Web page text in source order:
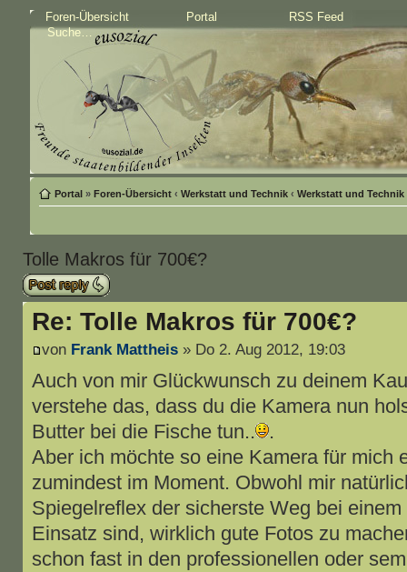
Foren-Übersicht Portal RSS Feed
Portal» Foren-Übersicht ‹ Werkstatt und Technik ‹ Werkstatt und Technik
Tolle Makros für 700€?
Antwort schreiben
Re: Tolle Makros für 700€?
von Frank Mattheis» Do 2. Aug 2012, 19:03
Auch von mir Glückwunsch zu deinem
verstehe das, dass du die Kamera nun
Butter bei die Fische tun..
.
Aber ich möchte so eine Kamera für mich
zumindest im Moment. Obwohl mir
Spiegelreflex der sicherste Weg bei
Einsatz sind, wirklich gute Fotos zu
schon fast in den professionellen oder